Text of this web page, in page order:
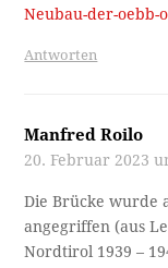
Neubau-der-oebb-
Antworten
Manfred Roilo
20. Februar 2023
Die Brücke wurde
angegriffen (aus
Nordtirol 1939 –